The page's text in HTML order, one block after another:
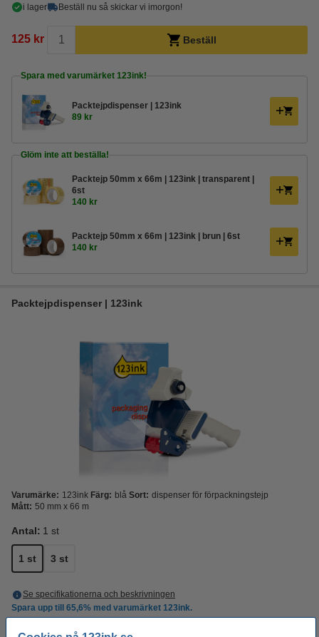
i lager
Beställ nu så skickar vi imorgon!
125 kr Beställ
Spara med varumärket 123ink!
Packtejpdispenser | 123ink
89 kr
Glöm inte att beställa!
Packtejp 50mm x 66m | 123ink | transparent |
6st
140 kr
Packtejp 50mm x 66m | 123ink | brun | 6st
140 kr
Packtejpdispenser | 123ink
Varumärke: 123ink Färg: blå Sort: dispenser för förpackningstejp
Mått: 50 mm x 66 m
Antal: 1 st
1 st 3 st
Se specifikationerna och beskrivningen
Spara upp till 65,6% med varumärket 123ink.